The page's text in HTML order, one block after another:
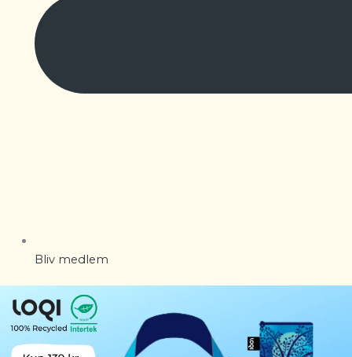
Bliv medlem